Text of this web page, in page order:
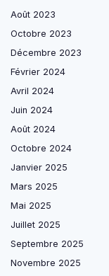
Août 2023
Octobre 2023
Décembre 2023
Février 2024
Avril 2024
Juin 2024
Août 2024
Octobre 2024
Janvier 2025
Mars 2025
Mai 2025
Juillet 2025
Septembre 2025
Novembre 2025